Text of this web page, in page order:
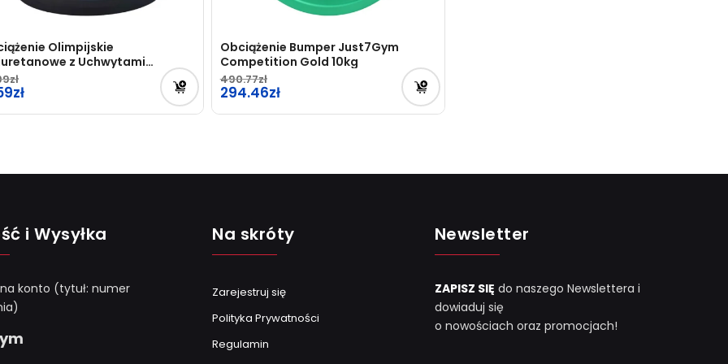
Olimpijskie
z Uchwytami
2.5kg
Obciążenie Bumper Just7Gym
Competition Gold 10kg
490.77
Pierwotna
cena
294.46
Aktualna
294.46zł.
i Wysyłka
konto (tytuł: numer
Na skróty
Zarejestruj się
Polityka Prywatności
Regulamin
Newsletter
ZAPISZ SIĘ do naszego Newslettera i
dowiaduj się
o nowościach oraz promocjach!